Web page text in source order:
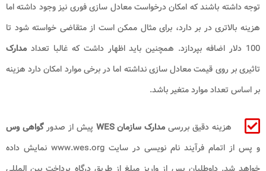
توجه داشته باشند که امکان درخواست معادل سازی فوری نیز وجود داشته اما
هزینه بالاتری در بر دارد، برای مثال ممکن است از متقاضی خواسته شود تا
100 دلار اضافه بپردازد. همچنین باید اظهار داشت که غالبا تعداد
مدارک
تاثیری بر روی قیمت معادل سازی نداشته اما در برخی موارد امکان دارد هزینه
بر اساس تعداد موارد متغیر باشد.
هزینه دقیق بررسی مدارک سازمان WES پیش از صدورگواهی وس
و پس از اتمام فرآیند نام نویسی در سایت www.wes.org نمایش داده